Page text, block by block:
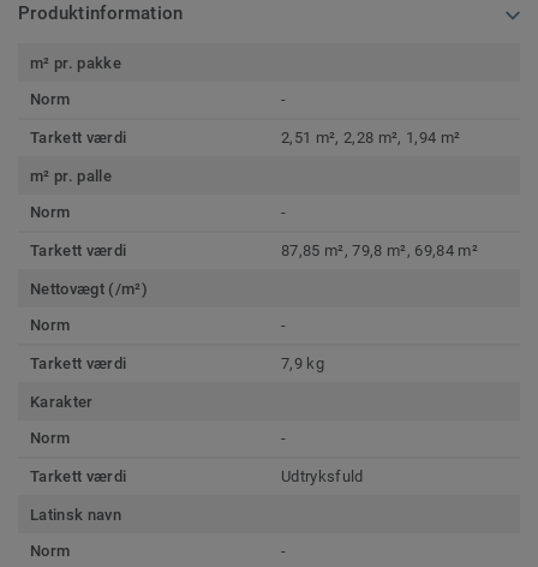
Produktinformation
m² pr. pakke
Norm
-
Tarkett værdi 2,51 m², 2,28 m², 1,94 m²
m² pr. palle
Norm
-
Tarkett værdi 87,85 m², 79,8 m², 69,84 m²
Nettovægt (/m²)
Norm
-
Tarkett værdi 7,9 kg
Karakter
Norm
-
Tarkett værdi Udtryksfuld
Latinsk navn
Norm
-